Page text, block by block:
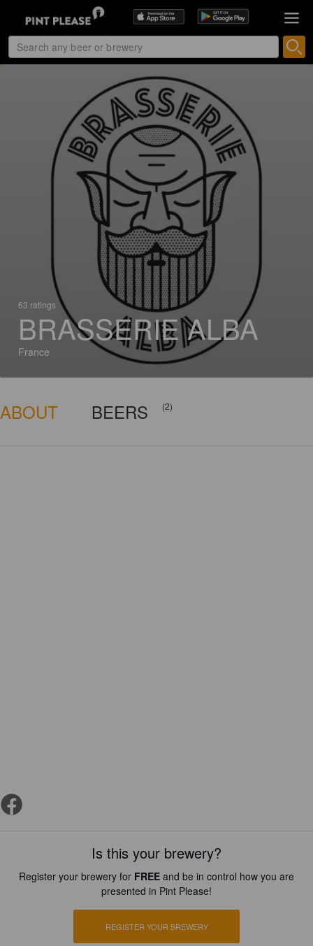
63 ratings
BRASSERIE ALBA
France
ABOUT BEERS (2)
Is this your brewery?
Register your brewery for FREE and be in control how you are
presented in Pint Please!
REGISTER YOUR BREWERY